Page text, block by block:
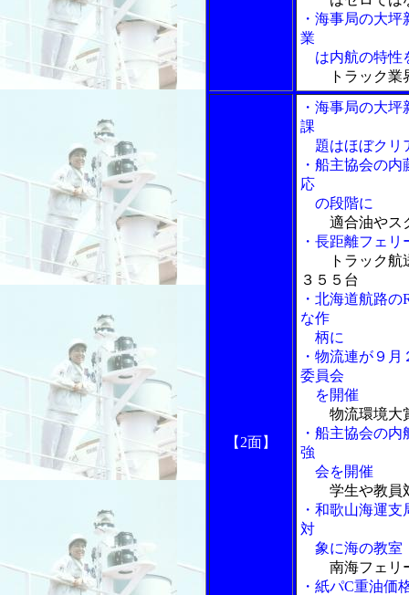
・海事局の大
業
は内航の特性
トラック
【2面】
・海事局の大
課
題はほぼクリ
・船主協会の
応
の段階に
適合油やス
・長距離フェ
トラック
３５５台
・北海道航路
な作
柄に
・物流連が９
委員会
を開催
物流環境大
・船主協会の
強
会を開催
学生や教員
・和歌山海運
対
象に海の教室
南海フェリ
・紙パC重油価